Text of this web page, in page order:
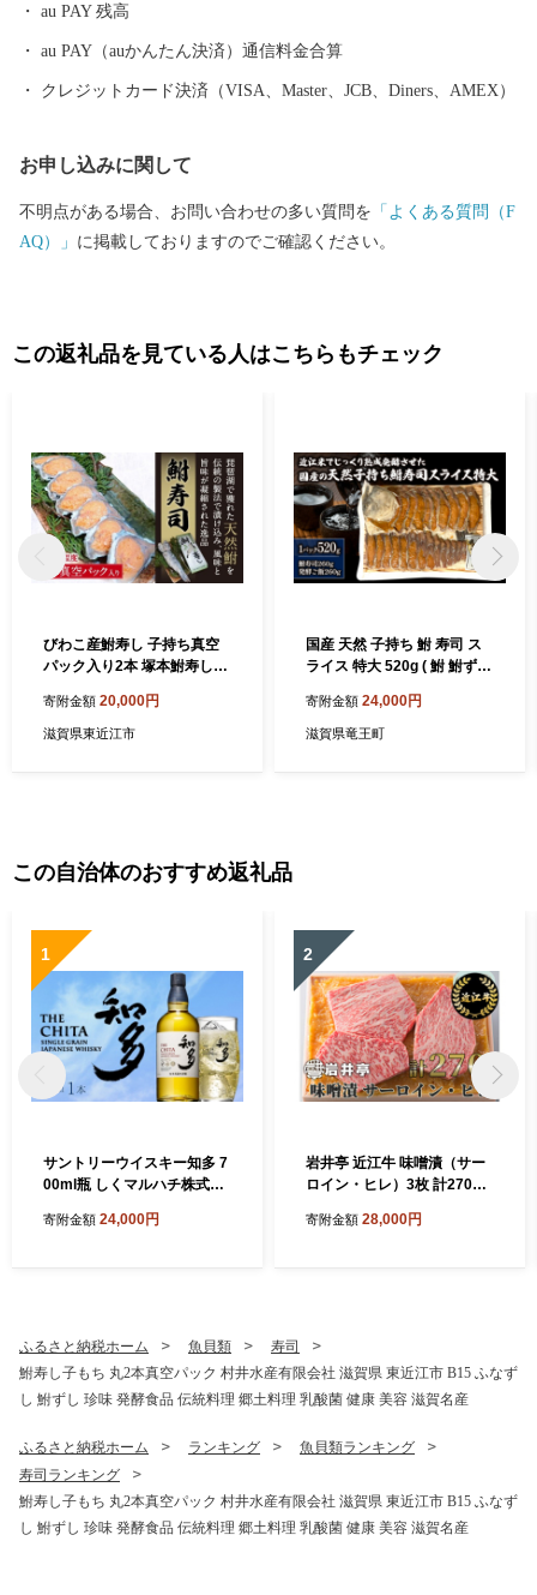
au PAY 残高
au PAY（auかんたん決済）通信料金合算
クレジットカード決済（VISA、Master、JCB、Diners、AMEX）
お申し込みに関して
不明点がある場合、お問い合わせの多い質問を 「よくある質問（F
AQ）」 に掲載しておりますのでご確認ください。
この返礼品を見ている人はこちらもチェック
びわこ産鮒寿し 子持ち真空
パック入り2本 塚本鮒寿し店
鮒寿司 鮒ずし 子持ち 珍味 お
つまみ お取り寄せ グルメ 乳
寄附金額 20,000円
滋賀県東近江市
国産 天然 子持ち 鮒 寿司 ス
ライス 特大 520g ( 鮒 鮒ずし
おすすめ おつまみ 珍味 酒の
肴 寿司 子持ち 燻製 名物 滋
寄附金額 24,000円
滋賀県竜王町
この自治体のおすすめ返礼品
1
サントリーウイスキー知多 7
00ml瓶 しくマルハチ株式会
イスキー 知多 シングルグレ
寄附金額 24,000円
2
岩井亭 近江牛 味噌漬（サー
ロイン・ヒレ）3枚 計270g
洛西店 滋賀県 東近江市 B-H
寄附金額 28,000円
ふるさと納税ホーム 魚貝類
寿司
鮒寿し子もち 丸2本真空パック 村井水産有限会社 滋賀県 東近江市 B15 ふなず
し 鮒ずし 珍味 発酵食品 伝統料理 郷土料理 乳酸菌 健康 美容 滋賀名産
ふるさと納税ホーム ランキング
魚貝類ランキング
寿司ランキング
鮒寿し子もち 丸2本真空パック 村井水産有限会社 滋賀県 東近江市 B15 ふなず
し 鮒ずし 珍味 発酵食品 伝統料理 郷土料理 乳酸菌 健康 美容 滋賀名産